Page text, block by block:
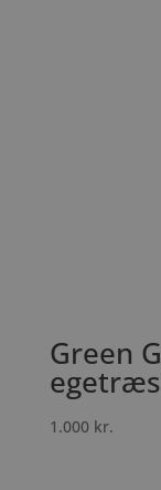
Green
1.000 kr.